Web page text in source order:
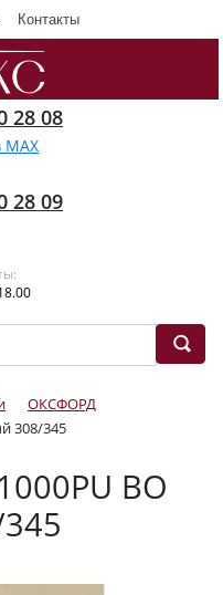
Контакты
28 08
MAX
28 09
ОКСФОРД
308/345
ВО